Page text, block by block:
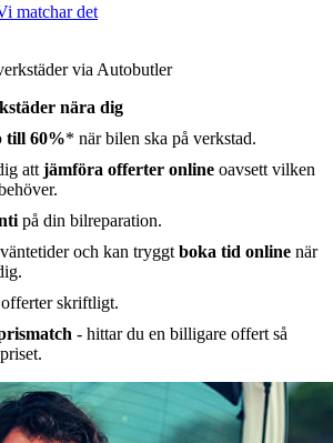
matchar det
via Autobutler
nära dig
till 60%* när bilen ska på verkstad.
att jämföra offerter online oavsett vilken
på din bilreparation.
och kan tryggt boka tid online när
skriftligt.
- hittar du en billigare offert så